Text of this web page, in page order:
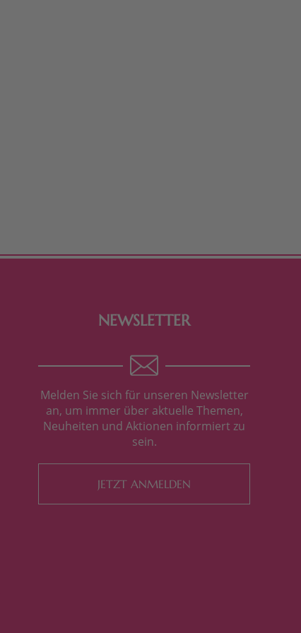
NEWSLETTER
Melden Sie sich für unseren Newsletter
an, um immer über aktuelle Themen,
Neuheiten und Aktionen informiert zu
sein.
JETZT ANMELDEN